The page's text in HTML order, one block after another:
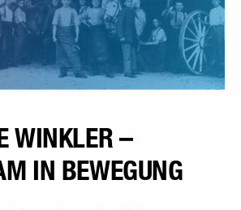
WINKLER –
IN BEWEGUNG